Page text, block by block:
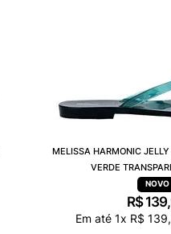
MELISSA HARMONIC
VERDE
R$ 139,
Em até 1x R$ 139,